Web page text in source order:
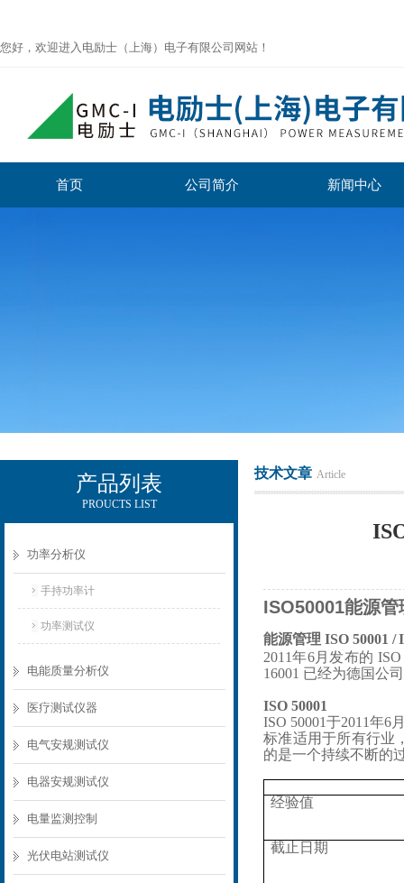
您好，欢迎进入电励士（上海）电子有限公司网站！
首页 公司简介 新闻中心
产品列表
PROUCTS LIST
功率分析仪
手持功率计
功率测试仪
电能质量分析仪
医疗测试仪器
电气安规测试仪
电器安规测试仪
电量监测控制
光伏电站测试仪
技术文章 Article
ISO50001能源
能源管理 ISO 50001 /
2011年6月发布的
16001 已经为德国公
ISO 50001
ISO 50001于2011年6
标准适用于所有行业
的是一个持续不断的
经验值
截止日期